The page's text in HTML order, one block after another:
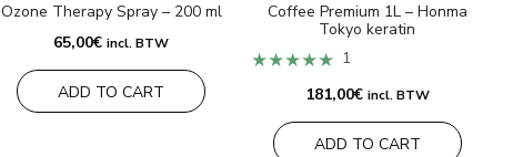
Ozone Therapy Spray – 200 ml
65,00€ incl. BTW
ADD TO CART
Coffee Premium 1L – Honma
Tokyo keratin
★★★★★ 1
181,00€ incl. BTW
ADD TO CART